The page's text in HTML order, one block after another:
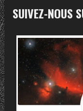
SUIVEZ-NOUS